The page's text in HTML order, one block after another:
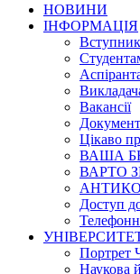
НОВИНИ
ІНФОРМАЦІЯ
Вакансії
Цікаво
ВАША
ВАРТО
Доступ
Портрет
Наукова